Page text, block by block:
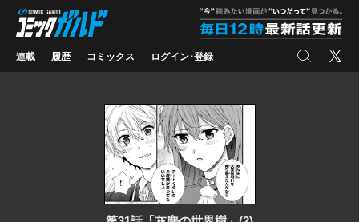
コミックガルド
連載 履歴 コミックス ログイン･登録 検索 X